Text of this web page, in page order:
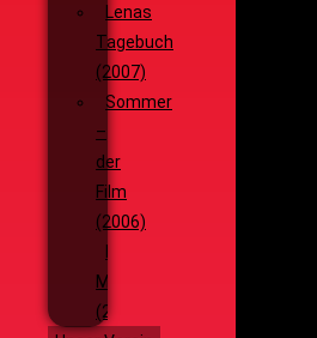
Lenas
Tagebuch
(2007)
Sommer
–
der
Film
(2006)
Die
Monsterjagd
(2005)